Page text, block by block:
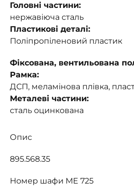
Головні частини:
нержавіюча сталь
Пластикові деталі:
Поліпропіленовий пластик
Фіксована, вентильована
Рамка:
ДСП, меламінова плівка,
Металеві частини:
сталь оцинкована
Опис
895.568.35
Номер шафи МЕ 725